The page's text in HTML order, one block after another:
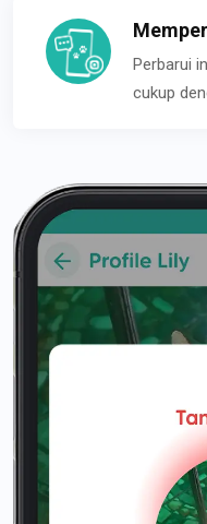
Perbarui
cukup